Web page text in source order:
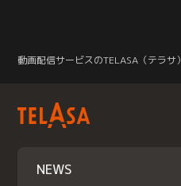
動画配信サービスのTELASA（テラサ）
NEWS